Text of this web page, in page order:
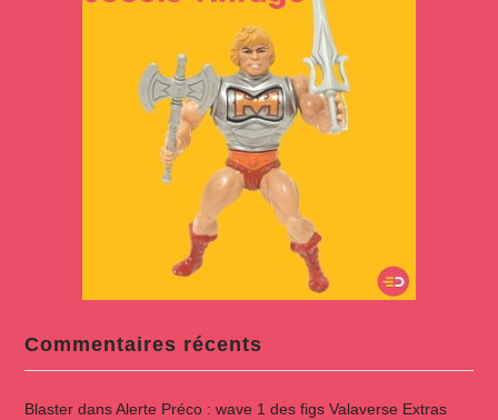
Commentaires récents
BlasterdansAlerte Préco : wave 1 des figs Valaverse Extras